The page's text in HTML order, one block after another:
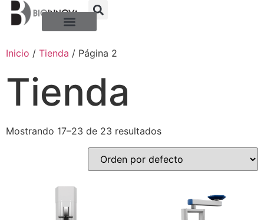
Inicio / Tienda / Página 2
Tienda
Mostrando 17–23 de 23 resultados